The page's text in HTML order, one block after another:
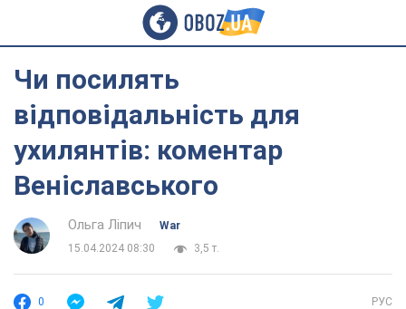
Чи посилять
відповідальність для
ухилянтів: коментар
Веніславського
Ольга Ліпич
War
15.04.2024 08:30
3,5 т.
0 РУС